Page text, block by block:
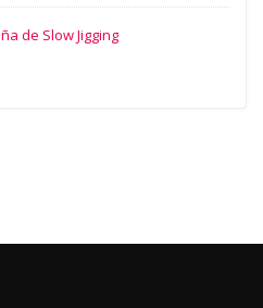
de Slow Jigging